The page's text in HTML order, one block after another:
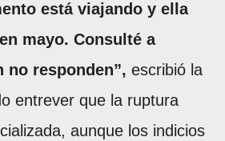
está viajando y ella
mayo. Consulté a
no responden”, escribió la
entrever que la ruptura
aunque los indicios